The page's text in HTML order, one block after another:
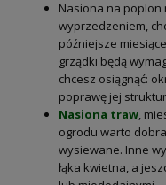
Nasiona na
wyprzedzeniem,
późniejsze
grządki będą
chcesz osiągnąć:
poprawę jej
Nasiona traw,
ogrodu warto
wysiewane. Inne
łąka kwietna, a